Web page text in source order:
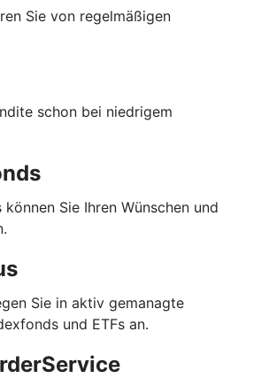
Sie von regelmäßigen
schon bei niedrigem
Sie Ihren Wünschen und
Sie in aktiv gemanagte
und ETFs an.